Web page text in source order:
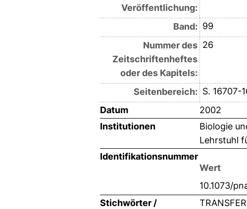
Veröffentlichung:
Band: 99
Nummer des
Zeitschriftenheftes
oder des Kapitels:
26
Seitenbereich: S. 16707-
Datum
2002
Institutionen
Biologie
Lehrstuhl
Identifikationsnummer
Wert
10.1073/
Stichwörter /